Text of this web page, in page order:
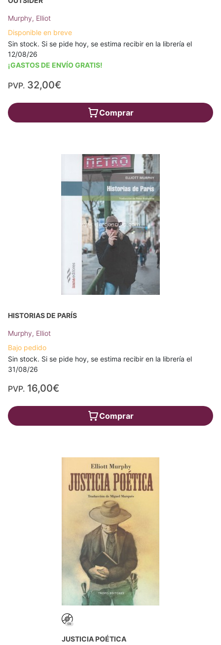
Murphy, Elliot
Disponible en breve
Sin stock. Si se pide hoy, se estima recibir en la librería el
12/08/26
¡GASTOS DE ENVÍO GRATIS!
PVP. 32,00€
Comprar
HISTORIAS DE PARÍS
Murphy, Elliot
Bajo pedido
Sin stock. Si se pide hoy, se estima recibir en la librería el
31/08/26
PVP. 16,00€
Comprar
JUSTICIA POÉTICA